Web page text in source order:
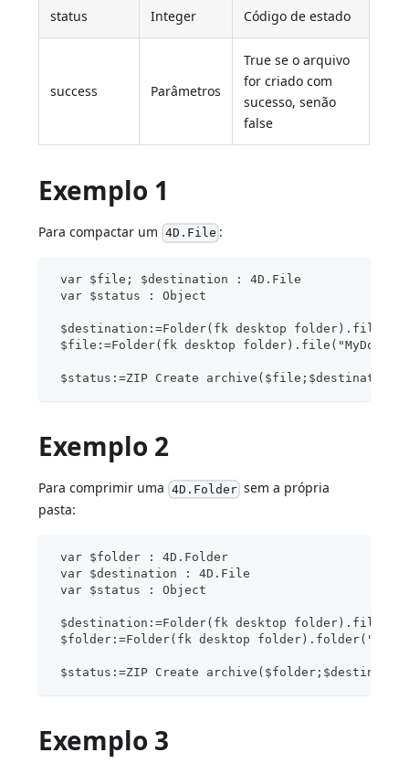
status Integer Código de estado
success Parâmetros
True se o arquivo
for criado com
sucesso, senão
false
Exemplo 1
Para compactar um 4D.File :
var $file; $destination : 4D.File
var $status : Object
$destination:=Folder(fk desktop
$file:=Folder(fk desktop
$status:=ZIP Create archive($file;$destination)
Exemplo 2
Para comprimir uma 4D.Folder sem a própria
pasta:
var $folder : 4D.Folder
var $destination : 4D.File
var $status : Object
$destination:=Folder(fk desktop
$folder:=Folder(fk desktop
$status:=ZIP Create
Exemplo 3